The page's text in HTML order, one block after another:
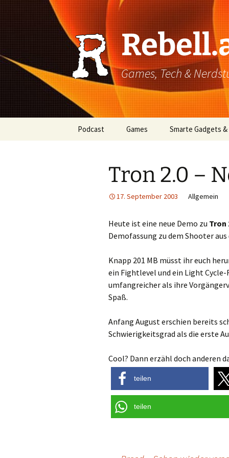
Games, Tech &
Podcast Games
Xbox
PlayStation
Mobile
Smarte Gadgets &
Tron 2.0 –
17. September 2003 Allgemein
Heute ist eine neue Demo zu Tron
Demofassung zu dem Shooter aus
Knapp 201 MB müsst ihr euch
ein Fightlevel und ein Light
umfangreicher als ihre
Spaß.
Anfang August erschien bereits
Schwierigkeitsgrad als die erste
Cool? Dann erzähl doch anderen
teilen
teilen